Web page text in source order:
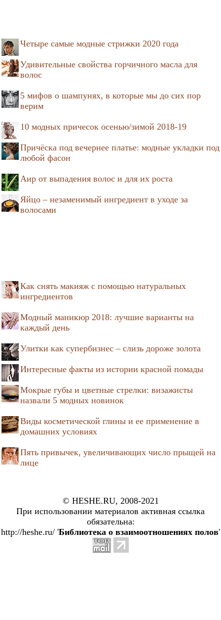
Четыре самые модные стрижки 2020 года
Удивительные свойства горчичного масла для
волос
5 мифов о шампунях, в которые мы до сих пор
верим
10 модных причесок осенью/зимой 2018-19
Причёска под вечернее платье: модные укладки под
любой фасон
Аир от выпадения волос и для их роста
Яйцо – незаменимый ингредиент в уходе за
волосами
Как снять макияж с помощью натуральных
ингредиентов
Модный маникюр 2018: лучшие варианты на
каждый день
Улитки как супербизнес – слизь дороже золота
Интересные факты из истории красной помады
Мокрые губы и цветные стрелки: визажисты
назвали 5 модных новинок
Виды косметической глины и ее применение в
домашних условиях
Пять привычек, увеличивающих число прыщей на
лице
© HESHE.RU, 2008-2021
При использовании материалов активная ссылка
обязательна:
http://heshe.ru/ 'Библиотека о взаимоотношениях полов'